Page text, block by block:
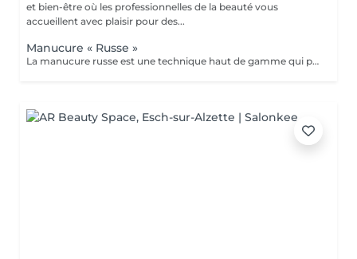
et bien-être où les professionnelles de la beauté vous
accueillent avec plaisir pour des...
Manucure « Russe »
La manucure russe est une technique haut de gamme qui permet d'obtenir des ongles impeccables et soignés dans les moindres détails. Contrairement à la manucure classique, elle consiste à travailler minutieusement le contour de l'ongle et les cuticules à l'aide de la ponceuse et d'embouts spécifiques, pour un résultat net, élégant et longue durée. résultats: *Ongles nets et élégants *Pose de vernis plus précises et durable *Résultat soigné et longue tenue